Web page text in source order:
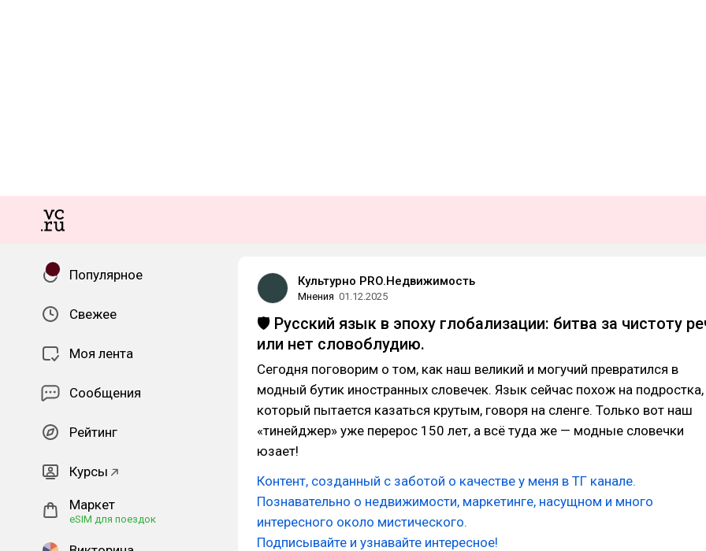
Популярное
Свежее
Моя лента
Сообщения
Рейтинг
Курсы
Маркет
eSIM для поездок
Культурно PRO.Недвижимость
Мнения 01.12.2025
🛡 Русский язык в эпоху глобализации: битва за чистоту
или нет словоблудию.
Сегодня поговорим о том, как наш великий и могучий превратился в
модный бутик иностранных словечек. Язык сейчас похож на подростка,
который пытается казаться крутым, говоря на сленге. Только вот наш
«тинейджер» уже перерос 150 лет, а всё туда же — модные словечки
юзает!
Контент, созданный с заботой о качестве у меня в ТГ канале.
Познавательно о недвижимости, маркетинге, насущном и много
интересного около мистического.
Подписывайте и узнавайте интересное!